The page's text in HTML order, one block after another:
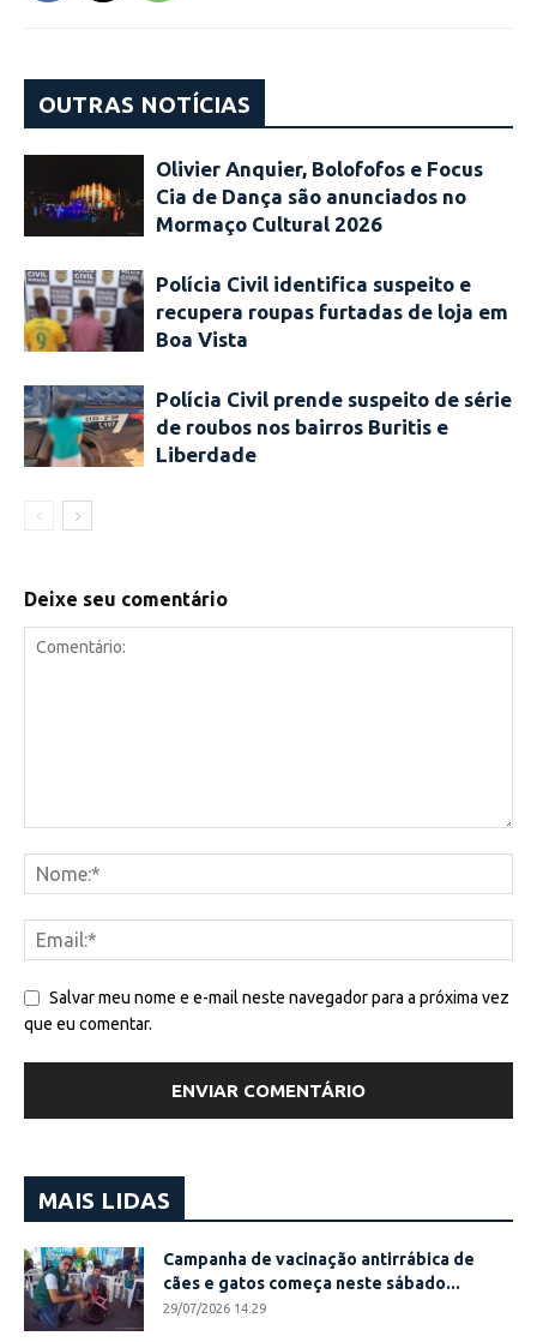
OUTRAS NOTÍCIAS
Olivier Anquier, Bolofofos e Focus
Cia de Dança são anunciados no
Mormaço Cultural 2026
Polícia Civil identifica suspeito e
recupera roupas furtadas de loja em
Boa Vista
Polícia Civil prende suspeito de série
de roubos nos bairros Buritis e
Liberdade
Deixe seu comentário
Salvar meu nome e e-mail neste navegador para a próxima vez
que eu comentar.
MAIS LIDAS
Campanha de vacinação antirrábica de
cães e gatos começa neste sábado...
29/07/2026 14:29